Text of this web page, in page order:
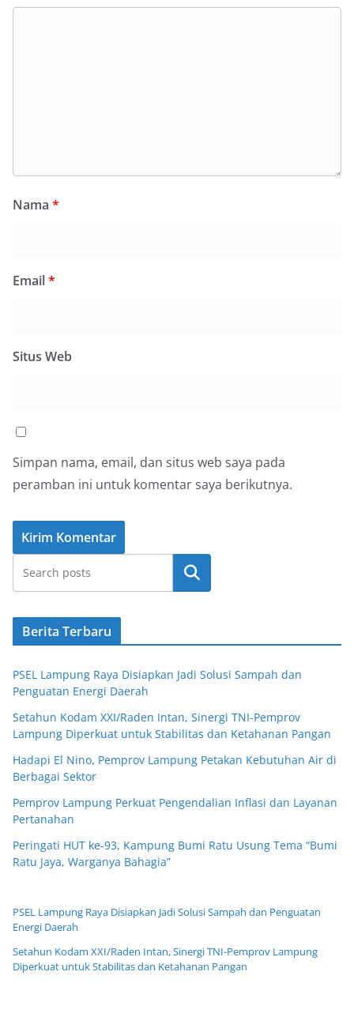
Nama *
Email*
Situs Web
Simpan nama, email, dan situs web saya pada
peramban ini untuk komentar saya berikutnya.
Cari
Berita Terbaru
PSEL Lampung Raya Disiapkan Jadi Solusi Sampah dan
Penguatan Energi Daerah
Setahun Kodam XXI/Raden Intan, Sinergi TNI-Pemprov
Lampung Diperkuat untuk Stabilitas dan Ketahanan Pangan
Hadapi El Nino, Pemprov Lampung Petakan Kebutuhan Air di
Berbagai Sektor
Pemprov Lampung Perkuat Pengendalian Inflasi dan Layanan
Pertanahan
Peringati HUT ke-93, Kampung Bumi Ratu Usung Tema “Bumi
Ratu Jaya, Warganya Bahagia”
PSEL Lampung Raya Disiapkan Jadi Solusi Sampah dan Penguatan
Energi Daerah
Setahun Kodam XXI/Raden Intan, Sinergi TNI-Pemprov Lampung
Diperkuat untuk Stabilitas dan Ketahanan Pangan